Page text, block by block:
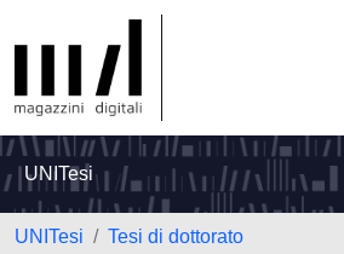
UNITesi
UNITesi
Tesi di dottorato